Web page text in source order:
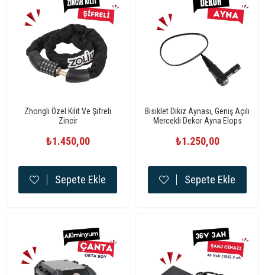
Zhongli Özel Kilit Ve Şifreli
Zincir
₺1.450,00
Sepete Ekle
Bisiklet Dikiz Aynası, Geniş Açılı
Mercekli Dekor Ayna Elops
₺1.250,00
Sepete Ekle